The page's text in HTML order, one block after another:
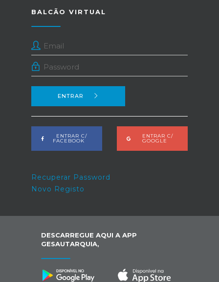
BALCÃO VIRTUAL
ENTRAR
ENTRAR C/
FACEBOOK
ENTRAR C/
GOOGLE
Recuperar Password
Novo Registo
DESCARREGUE AQUI A APP
GESAUTARQUIA,